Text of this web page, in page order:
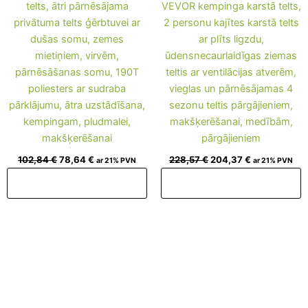
telts, ātri pārnēsājama
privātuma telts ģērbtuvei ar
dušas somu, zemes
mietiņiem, virvēm,
pārnēsāšanas somu, 190T
poliesters ar sudraba
pārklājumu, ātra uzstādīšana,
kempingam, pludmalei,
makšķerēšanai
102,84€78,64€ ar 21% PVN
VEVOR kempinga karstā telts,
2 personu kajītes karstā telts
ar plīts ligzdu,
ūdensnecaurlaidīgas ziemas
teltis ar ventilācijas atverēm,
vieglas un pārnēsājamas 4
sezonu teltis pārgājieniem,
makšķerēšanai, medībām,
pārgājieniem
228,57€204,37€ ar 21% PVN